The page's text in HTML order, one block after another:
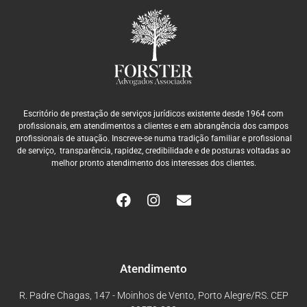
Atendimento
R. Padre Chagas, 147 - Moinhos de Vento, Porto Alegre/RS. CEP
Escritório de prestação de serviços jurídicos existente desde 1964 com
profissionais, em atendimentos a clientes e em abrangência dos campos
profissionais de atuação. Inscreve-se numa tradição familiar e profissional
de serviço, transparência, rapidez, credibilidade e de posturas voltadas ao
melhor pronto atendimento dos interesses dos clientes.